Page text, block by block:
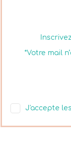
*Votre mail
J'accepte